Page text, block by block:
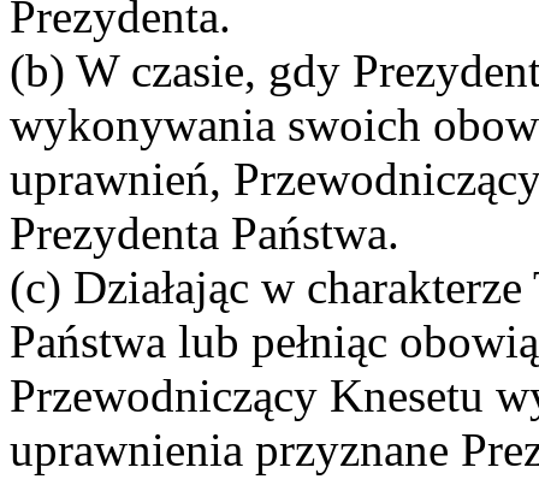
Prezydenta.
(b) W czasie, gdy
wykonywania swoich
uprawnień,
Prezydenta Państwa.
(c) Działając w
Państwa lub pełniąc
Przewodniczący Knesetu
uprawnienia przyznane